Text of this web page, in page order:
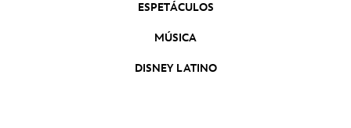
ESPETÁCULOS
MÚSICA
DISNEY LATINO